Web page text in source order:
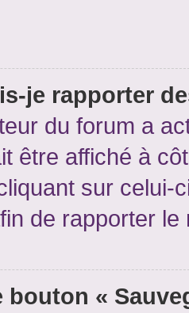
je rapporter
du forum a
être affiché à
sur
de rapporter le
bouton «